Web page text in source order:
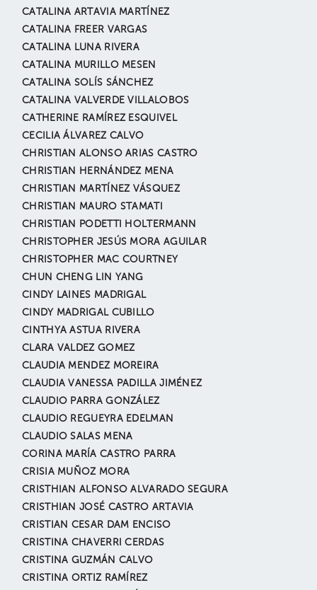
CATALINA ARTAVIA MARTÍNEZ
CATALINA FREER VARGAS
CATALINA LUNA RIVERA
CATALINA MURILLO MESEN
CATALINA SOLÍS SÁNCHEZ
CATALINA VALVERDE VILLALOBOS
CATHERINE RAMÍREZ ESQUIVEL
CECILIA ÁLVAREZ CALVO
CHRISTIAN ALONSO ARIAS CASTRO
CHRISTIAN HERNÁNDEZ MENA
CHRISTIAN MARTÍNEZ VÁSQUEZ
CHRISTIAN MAURO STAMATI
CHRISTIAN PODETTI HOLTERMANN
CHRISTOPHER JESÚS MORA AGUILAR
CHRISTOPHER MAC COURTNEY
CHUN CHENG LIN YANG
CINDY LAINES MADRIGAL
CINDY MADRIGAL CUBILLO
CINTHYA ASTUA RIVERA
CLARA VALDEZ GOMEZ
CLAUDIA MENDEZ MOREIRA
CLAUDIA VANESSA PADILLA JIMÉNEZ
CLAUDIO PARRA GONZÁLEZ
CLAUDIO REGUEYRA EDELMAN
CLAUDIO SALAS MENA
CORINA MARÍA CASTRO PARRA
CRISIA MUÑOZ MORA
CRISTHIAN ALFONSO ALVARADO SEGURA
CRISTHIAN JOSÉ CASTRO ARTAVIA
CRISTIAN CESAR DAM ENCISO
CRISTINA CHAVERRI CERDAS
CRISTINA GUZMÁN CALVO
CRISTINA ORTIZ RAMÍREZ